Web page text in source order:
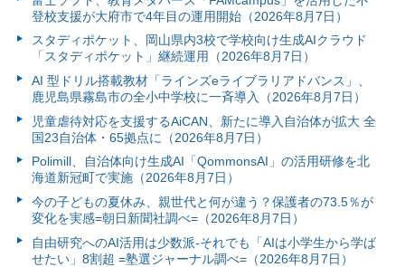
登校支援が大府市で4年目の運用開始（2026年8月7日）
スタディポケット、岡山県内3校で学校向け生成AIクラウド
「スタディポケット」継続運用（2026年8月7日）
AI 型ドリル搭載教材「ラインズeライブラリアドバンス」、
鹿児島県霧島市の全小中学校に一斉導入（2026年8月7日）
児童虐待対応を支援するAiCAN、新たに導入自治体が拡大 全
国23自治体・65拠点に（2026年8月7日）
Polimill、自治体向け生成AI「QommonsAI」の活用研修を北
海道新冠町で実施（2026年8月7日）
今の子どもの夏休み、親世代と何が違う？保護者の73.5％が
変化を実感=朝日新聞社調べ=（2026年8月7日）
自由研究へのAI活用は少数派-それでも「AIは小学生から学ば
せたい」8割超 =塾選ジャーナル調べ=（2026年8月7日）